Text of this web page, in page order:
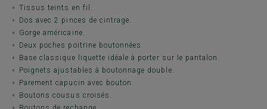
Tissus teints en fil.
Dos avec 2 pinces de cintrage.
Gorge américaine.
Deux poches poitrine boutonnées.
Base classique liquette idéale à porter sur le pantalon.
Poignets ajustables à boutonnage double.
Parement capucin avec bouton.
Boutons cousus croisés.